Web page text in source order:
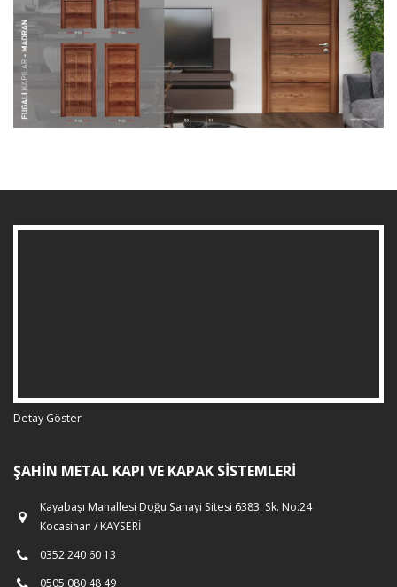
Detay Göster
ŞAHIN METAL KAPI VE KAPAK SISTEMLERI
Kayabaşı Mahallesi Doğu Sanayi Sitesi 6383. Sk. No:24
Kocasinan / KAYSERİ
0352 240 60 13
0505 080 48 49